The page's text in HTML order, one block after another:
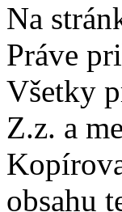
Na
Práve
Všetky
Z.z. a
obsahu